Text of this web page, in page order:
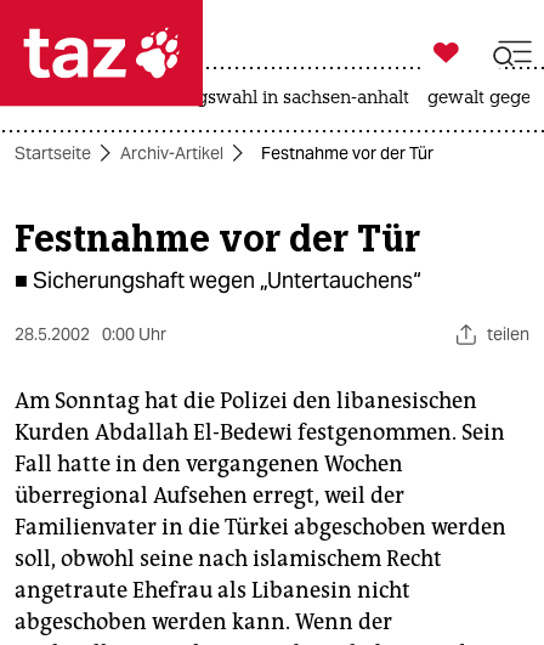
 taz zahl ich
taz zahl ich
themen
politik
öko
gesellschaft
kultur
sport
berlin
nord

taz zahl ich
landtagswahl in sachsen-anhalt gewalt
Startseite Archiv-Artikel Festnahme vor der Tür
Festnahme vor der Tür
■ Sicherungshaft wegen „Untertauchens“
28.5.2002 0:00 Uhr teilen
Am Sonntag hat die Polizei den libanesischen
Kurden Abdallah El-Bedewi festgenommen. Sein
Fall hatte in den vergangenen Wochen
überregional Aufsehen erregt, weil der
Familienvater in die Türkei abgeschoben werden
soll, obwohl seine nach islamischem Recht
angetraute Ehefrau als Libanesin nicht
abgeschoben werden kann. Wenn der